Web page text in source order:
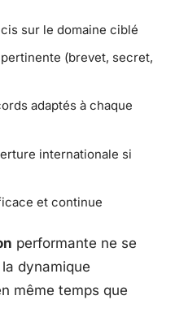
sur le domaine ciblé
(brevet, secret,
adaptés à chaque
internationale si
et continue
performante ne se
dynamique
même temps que